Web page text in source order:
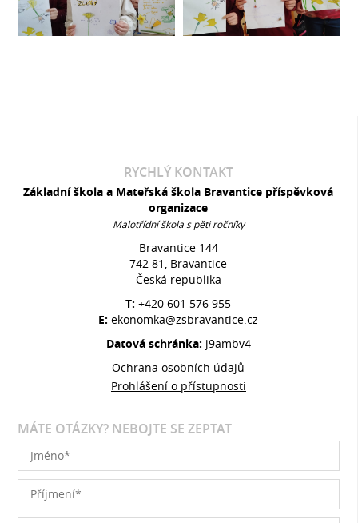
RYCHLÝ KONTAKT
Základní škola a Mateřská škola Bravantice příspěvková
organizace
Malotřídní škola s pěti ročníky
Bravantice 144
742 81, Bravantice
Česká republika
T:+420 601 576 955
E:ekonomka@zsbravantice.cz
Datová schránka: j9ambv4
Ochrana osobních údajů
Prohlášení o přístupnosti
MÁTE OTÁZKY? NEBOJTE SE ZEPTAT